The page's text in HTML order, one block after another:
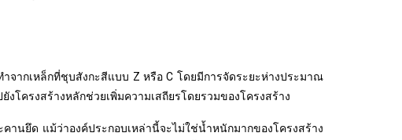
จากเหล็กที่ชุบสังกะสีแบบ Z หรือ C โดยมีการจัดระยะห่างประมาณ
งโครงสร้างหลักช่วยเพิ่มความเสถียรโดยรวมของโครงสร้าง
คานยึด แม้ว่าองค์ประกอบเหล่านี้จะไม่ใช่น้ำหนักมากของโครงสร้าง